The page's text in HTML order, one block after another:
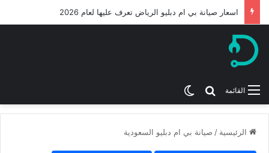
اسعار صيانة بي ام دبليو الرياض تعرف عليها لعام 2026
القائمة بحث عن
الرئيسية / صيانة بي ام دبليو السعودية